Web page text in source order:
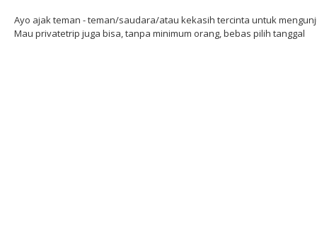
Ayo ajak teman - teman/saudara/atau kekasih tercinta untuk
Mau privatetrip juga bisa, tanpa minimum orang, bebas pilih tanggal